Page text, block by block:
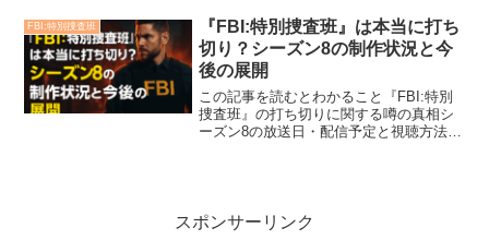
るコメント後任キャラクターとチーム再
編の意図シーズン2を彩っ...
FBI:特別捜査班
『FBI:特別捜査班』は本当に打ち
切り？シーズン8の制作状況と今
後の展開
この記事を読むとわかること『FBI:特別
捜査班』の打ち切りに関する噂の真相シ
ーズン8の放送日・配信予定と視聴方法シ
スポンサーリンク